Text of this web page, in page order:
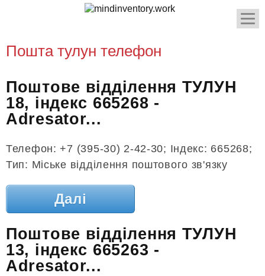
Пошта тулун телефон
Поштове відділення ТУЛУН
18, індекс 665268 -
Adresator...
Телефон: +7 (395-30) 2-42-30; Індекс: 665268;
Тип: Міське відділення поштового зв'язку
Далі
Поштове відділення ТУЛУН
13, індекс 665263 -
Adresator...